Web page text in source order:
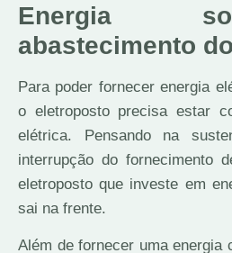
Energia
abastecimento
Para poder fornecer energia
o eletroposto precisa estar
elétrica. Pensando na
interrupção do fornecimento
eletroposto que investe em
sai na frente.
Além de fornecer uma energia